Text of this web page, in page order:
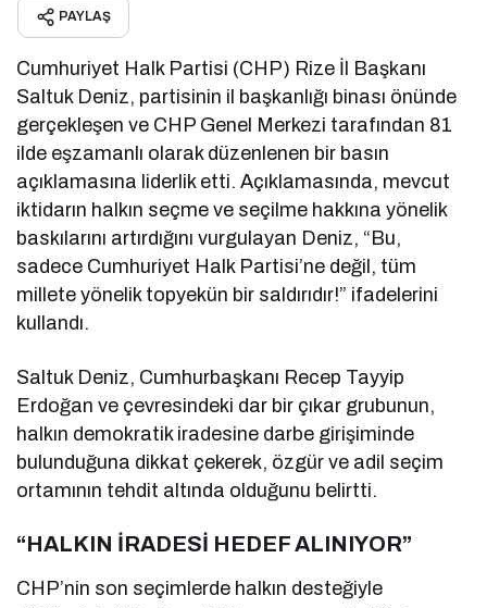
PAYLAŞ
Cumhuriyet Halk Partisi (CHP) Rize İl Başkanı
Saltuk Deniz, partisinin il başkanlığı binası önünde
gerçekleşen ve CHP Genel Merkezi tarafından 81
ilde eşzamanlı olarak düzenlenen bir basın
açıklamasına liderlik etti. Açıklamasında, mevcut
iktidarın halkın seçme ve seçilme hakkına yönelik
baskılarını artırdığını vurgulayan Deniz, “Bu,
sadece Cumhuriyet Halk Partisi’ne değil, tüm
millete yönelik topyekün bir saldırıdır!” ifadelerini
kullandı.
Saltuk Deniz, Cumhurbaşkanı Recep Tayyip
Erdoğan ve çevresindeki dar bir çıkar grubunun,
halkın demokratik iradesine darbe girişiminde
bulunduğuna dikkat çekerek, özgür ve adil seçim
ortamının tehdit altında olduğunu belirtti.
“HALKIN İRADESİ HEDEF ALINIYOR”
CHP’nin son seçimlerde halkın desteğiyle